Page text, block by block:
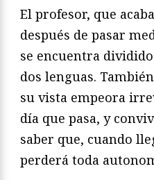
El profesor, que
después de pasar
se encuentra
dos lenguas.
su vista empeora
día que pasa, y
saber que, cuando
perderá toda